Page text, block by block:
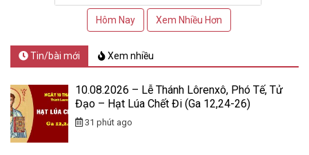
Hôm Nay Xem Nhiều Hơn
Tin/bài mới Xem nhiều
10.08.2026 – Lễ Thánh Lôrenxô, Phó Tế, Tử
Đạo – Hạt Lúa Chết Đi (Ga 12,24-26)
31 phút ago